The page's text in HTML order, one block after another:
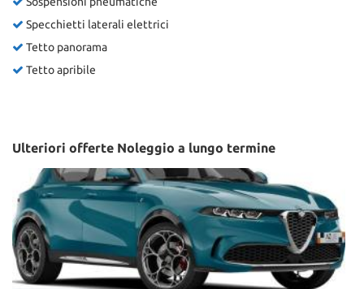
Specchietti laterali elettrici
Tetto panorama
Tetto apribile
Ulteriori offerte Noleggio a lungo termine